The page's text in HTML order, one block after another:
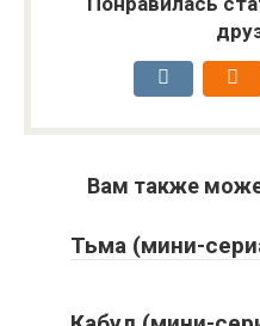
Вам также
Тьма (мини-